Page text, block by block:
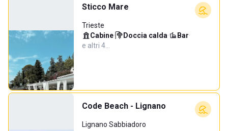
Sticco Mare
Trieste
Cabine· Doccia calda· Bar·
e altri 4…
Code Beach - Lignano
Lignano Sabbiadoro